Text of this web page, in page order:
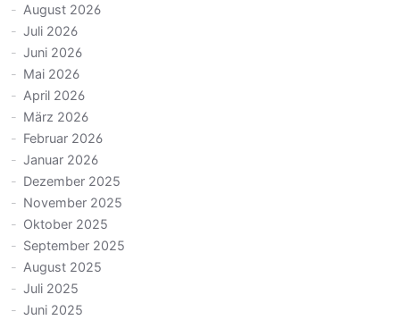
August 2026
Juli 2026
Juni 2026
Mai 2026
April 2026
März 2026
Februar 2026
Januar 2026
Dezember 2025
November 2025
Oktober 2025
September 2025
August 2025
Juli 2025
Juni 2025